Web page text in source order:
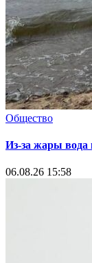
Общество
Из-за жары вода
06.08.26 15:58